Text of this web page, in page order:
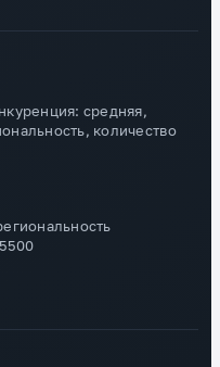
средняя,
количество